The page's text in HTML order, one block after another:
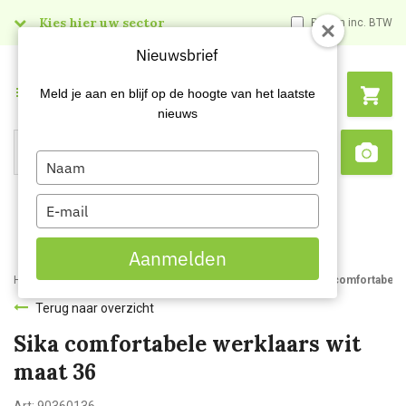
Kies hier uw sector Prijzen inc. BTW
Search
Menu
Home Webshop Werkkleding Beschermende kleding Sika
Terug naar overzicht
Sika comfortabele werklaars wit
maat 36
Nieuwsbrief
Meld je aan en blijf op de hoogte van het laatste
nieuws
Type
your
name
Type
your
email
Aanmelden